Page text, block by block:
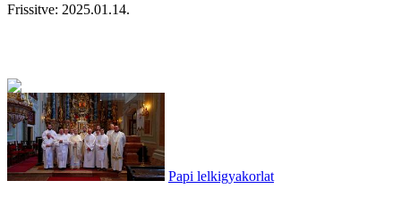
Frissitve: 2025.01.14.
Papi lelkigyakorlat